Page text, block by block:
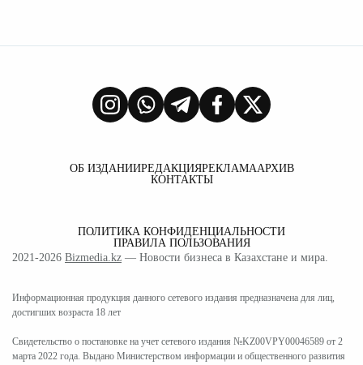
ОБ ИЗДАНИИРЕДАКЦИЯРЕКЛАМААРХИВ
КОНТАКТЫ
ПОЛИТИКА КОНФИДЕНЦИАЛЬНОСТИ
ПРАВИЛА ПОЛЬЗОВАНИЯ
2021-2026 Bizmedia.kz — Новости бизнеса в Казахстане и мира.
Информационная продукция данного сетевого издания предназначена для лиц,
достигших возраста 18 лет
Свидетельство о постановке на учет сетевого издания №KZ00VPY00046589 от 2
марта 2022 года. Выдано Министерством информации и общественного развития